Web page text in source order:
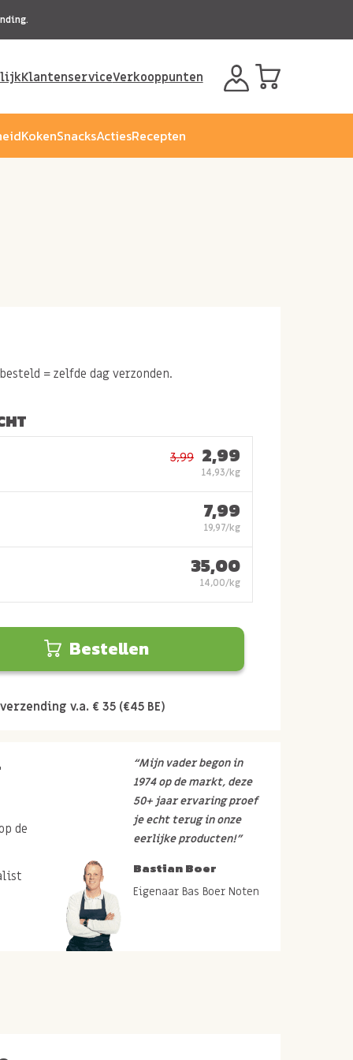
KlantenserviceVerkooppunten
KokenSnacksActiesRecepten
= zelfde dag verzonden.
3,99 2,99
14,93/kg
7,99
19,97/kg
35,00
14,00/kg
Bestellen
v.a. € 35 (€45 BE)
de
“Mijn vader begon in
1974 op de markt, deze
50+ jaar ervaring proef
je echt terug in onze
eerlijke producten!”
Bastian Boer
Eigenaar Bas Boer Noten